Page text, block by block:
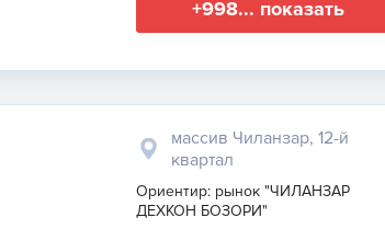
+998... показать
массив Чиланзар, 12-й
квартал
Ориентир: рынок "ЧИЛАНЗАР
ДЕХКОН БОЗОРИ"